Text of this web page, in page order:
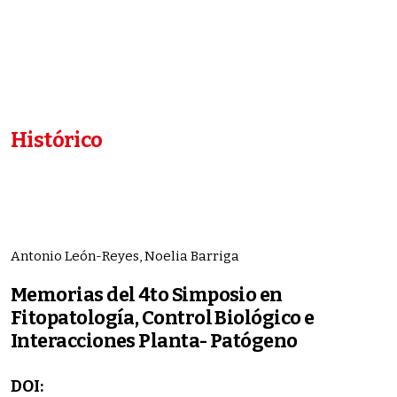
Histórico
Antonio León-Reyes, Noelia Barriga
Memorias del 4to Simposio en
Fitopatología, Control Biológico e
Interacciones Planta- Patógeno
DOI: